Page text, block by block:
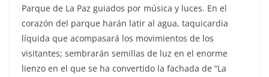
Parque de La Paz guiados por música y luces. En el
corazón del parque harán latir al agua, taquicardia
líquida que acompasará los movimientos de los
visitantes; sembrarán semillas de luz en el enorme
lienzo en el que se ha convertido la fachada de “La